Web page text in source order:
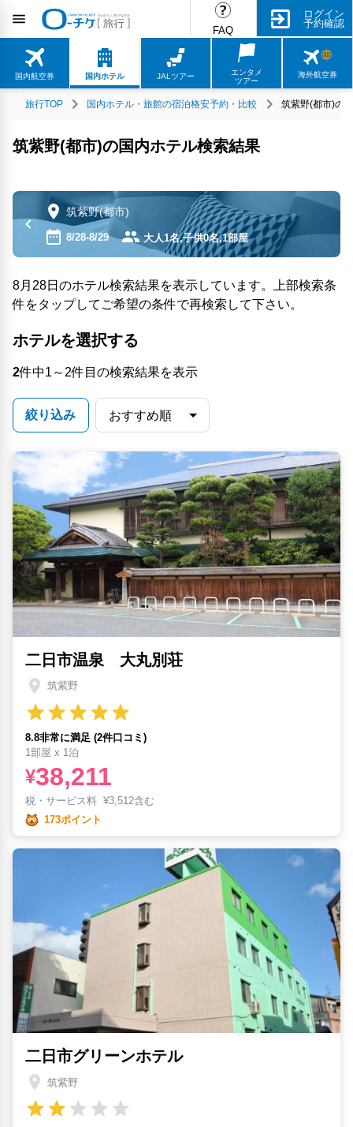
FAQ
ログイン
予約確認
国内航空券 国内ホテル JALツアー
エンタメ
ツアー
海外航空券
旅行TOP 国内ホテル・旅館の宿泊格安予約・比較 筑紫野(都市)の
筑紫野(都市)の国内ホテル検索結果
筑紫野(都市)
8/28-8/29 大人1名,子供0名,1部屋
8月28日のホテル検索結果を表示しています。上部検索条
件をタップしてご希望の条件で再検索して下さい。
ホテルを選択する
2件中1～2件目の検索結果を表示
絞り込み
二日市温泉 大丸別荘
筑紫野
8.8非常に満足 (2件口コミ)
1部屋 x 1泊
¥38,211
税・サービス料 ¥3,512含む
173ポイント
二日市グリーンホテル
筑紫野